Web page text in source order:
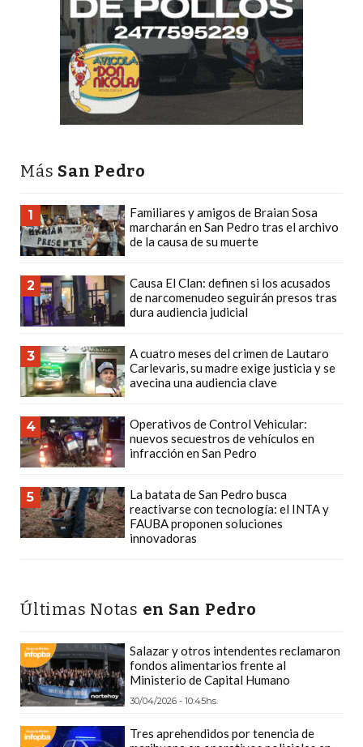
ARGENTINA:
CHANGUITO.COM.AR
PLATAFORMAS
POR
CÓMO
RECIBIR
DE
COMIDA
POR
WHATSAPP:
LA
GUÍA
PARA
RESTAURANTES
DELIVERIES
CREAR
UNA
¿CUÁL
LA
MEJOR
PLATAFORMA?
CHANGUITO.COM.AR,
LA
Más San Pedro
1
Familiares y amigos de Braian Sosa
marcharán en San Pedro tras el archivo
de la causa de su muerte
2
Causa El Clan: definen si los acusados
de narcomenudeo seguirán presos tras
dura audiencia judicial
3
A cuatro meses del crimen de Lautaro
Carlevaris, su madre exige justicia y se
avecina una audiencia clave
4
Operativos de Control Vehicular:
nuevos secuestros de vehículos en
infracción en San Pedro
5
La batata de San Pedro busca
reactivarse con tecnología: el INTA y
FAUBA proponen soluciones
innovadoras
Últimas Notas en San Pedro
Salazar y otros intendentes reclamaron
fondos alimentarios frente al
Ministerio de Capital Humano
30/04/2026 - 10:45hs.
Tres aprehendidos por tenencia de